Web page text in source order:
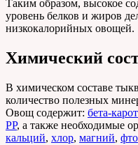
Таким образом, высокое
уровень белков и жиров
низкокалорийных овощей.
Химический
В химическом составе
количество полезных
Овощ содержит: бета-
РР, а также необходимые
кальций, хлор, магний,